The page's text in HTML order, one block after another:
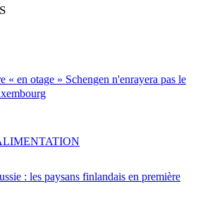
en otage » Schengen n'enrayera pas le
: les paysans finlandais en première